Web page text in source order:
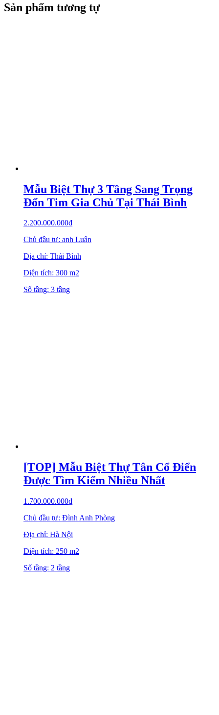
Sản phẩm tương tự
Mẫu Biệt Thự 3 Tầng Sang Trọng
Đốn Tim Gia Chủ Tại Thái Bình
2.200.000.000₫
Chủ đầu tư: anh Luân
Địa chỉ: Thái Bình
Diện tích: 300 m2
Số tầng: 3 tầng
[TOP] Mẫu Biệt Thự Tân Cổ Điển
Được Tìm Kiếm Nhiều Nhất
1.700.000.000₫
Chủ đầu tư: Đình Anh Phòng
Địa chỉ: Hà Nội
Diện tích: 250 m2
Số tầng: 2 tầng